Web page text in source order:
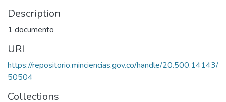
Description
1 documento
URI
https://repositorio.minciencias.gov.co/handle/20.500.14143/
50504
Collections